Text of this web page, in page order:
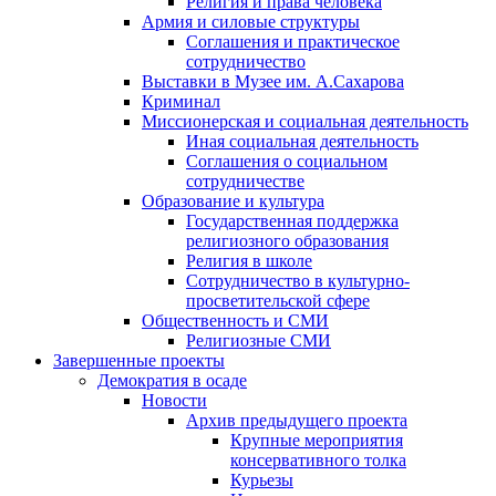
Армия и силовые структуры
Соглашения и практическое
сотрудничество
Выставки в Музее им. А.Сахарова
Криминал
Миссионерская и социальная деятельность
Иная социальная деятельность
Соглашения о социальном
сотрудничестве
Образование и культура
Государственная поддержка
религиозного образования
Религия в школе
Сотрудничество в культурно-
просветительской сфере
Общественность и СМИ
Религиозные СМИ
Завершенные проекты
Демократия в осаде
Новости
Архив предыдущего проекта
Крупные мероприятия
консервативного толка
Курьезы